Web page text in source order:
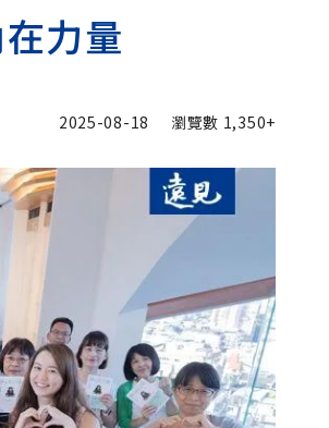
力量
2025-08-18 瀏覽數 1,350+